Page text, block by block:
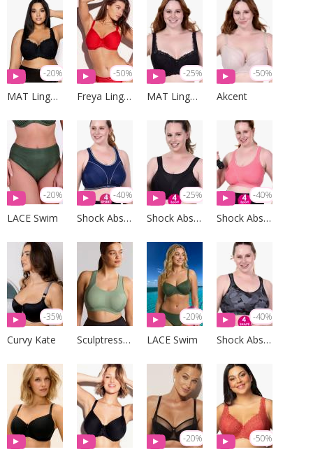
-20%
MAT Lingerie
-50%
Freya Lingerie
-25%
MAT Lingerie
-50%
Akcent
-20%
LACE Swim
-40%
Shock Absorber
-25%
Shock Absorber
-40%
Shock Absorber
-35%
Curvy Kate Sculptresse by Panache
-20%
LACE Swim
-40%
Shock Absorber
-20% -50%